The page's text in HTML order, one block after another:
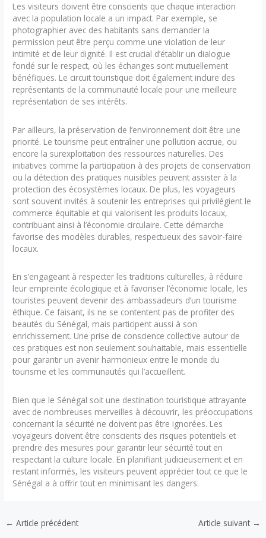
Les visiteurs doivent être conscients que chaque interaction
avec la population locale a un impact. Par exemple, se
photographier avec des habitants sans demander la
permission peut être perçu comme une violation de leur
intimité et de leur dignité. Il est crucial d’établir un dialogue
fondé sur le respect, où les échanges sont mutuellement
bénéfiques. Le circuit touristique doit également inclure des
représentants de la communauté locale pour une meilleure
représentation de ses intérêts.
Par ailleurs, la préservation de l’environnement doit être une
priorité. Le tourisme peut entraîner une pollution accrue, ou
encore la surexploitation des ressources naturelles. Des
initiatives comme la participation à des projets de conservation
ou la détection des pratiques nuisibles peuvent assister à la
protection des écosystèmes locaux. De plus, les voyageurs
sont souvent invités à soutenir les entreprises qui privilégient le
commerce équitable et qui valorisent les produits locaux,
contribuant ainsi à l’économie circulaire. Cette démarche
favorise des modèles durables, respectueux des savoir-faire
locaux.
En s’engageant à respecter les traditions culturelles, à réduire
leur empreinte écologique et à favoriser l’économie locale, les
touristes peuvent devenir des ambassadeurs d’un tourisme
éthique. Ce faisant, ils ne se contentent pas de profiter des
beautés du Sénégal, mais participent aussi à son
enrichissement. Une prise de conscience collective autour de
ces pratiques est non seulement souhaitable, mais essentielle
pour garantir un avenir harmonieux entre le monde du
tourisme et les communautés qui l’accueillent.
Bien que le Sénégal soit une destination touristique attrayante
avec de nombreuses merveilles à découvrir, les préoccupations
concernant la sécurité ne doivent pas être ignorées. Les
voyageurs doivent être conscients des risques potentiels et
prendre des mesures pour garantir leur sécurité tout en
respectant la culture locale. En planifiant judicieusement et en
restant informés, les visiteurs peuvent apprécier tout ce que le
Sénégal a à offrir tout en minimisant les dangers.
← Article précédent Article suivant →